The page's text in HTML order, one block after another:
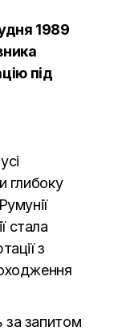
1989
під
глибоку
стала
з